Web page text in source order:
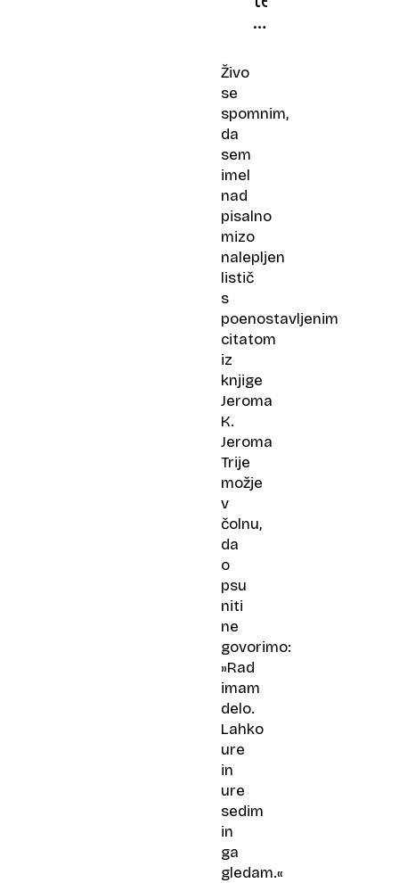
zelenjave
in
Živo
se
spomnim,
da
sem
imel
nad
pisalno
mizo
nalepljen
listič
s
poenostavljenim
citatom
iz
knjige
Jeroma
K.
Jeroma
Trije
možje
v
čolnu,
da
o
psu
niti
ne
govorimo:
»Rad
imam
delo.
Lahko
ure
in
ure
sedim
in
ga
gledam.«